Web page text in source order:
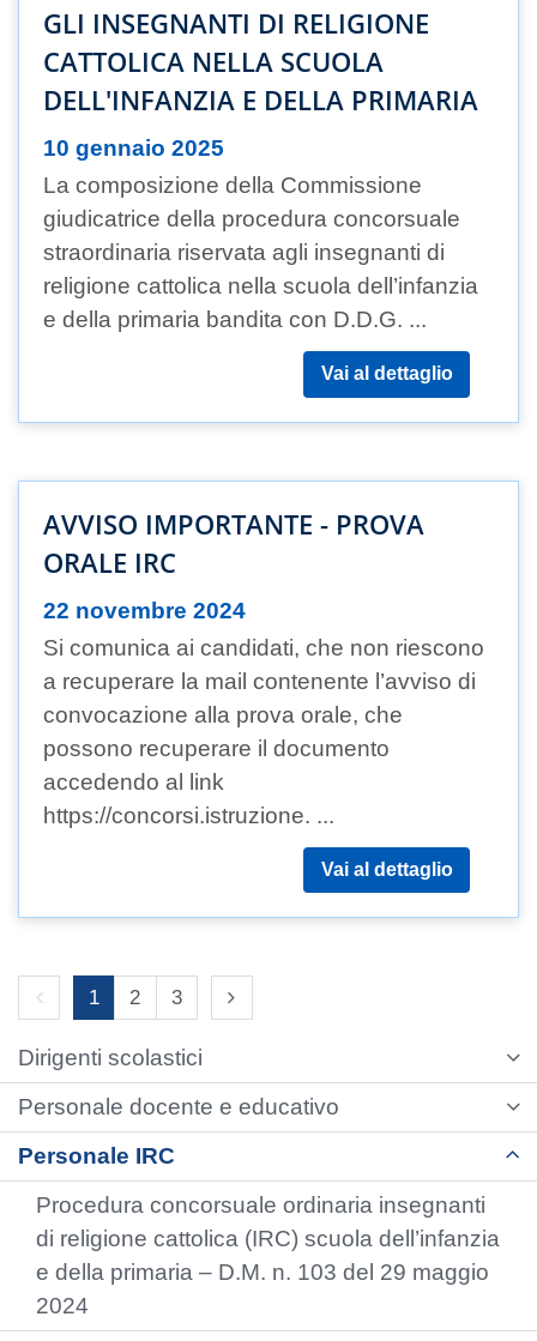
GLI INSEGNANTI DI RELIGIONE
CATTOLICA NELLA SCUOLA
DELL'INFANZIA E DELLA PRIMARIA
10 gennaio 2025
La composizione della Commissione
giudicatrice della procedura concorsuale
straordinaria riservata agli insegnanti di
religione cattolica nella scuola dell’infanzia
e della primaria bandita con D.D.G. ...
Vai al dettaglio
AVVISO IMPORTANTE - PROVA
ORALE IRC
22 novembre 2024
Si comunica ai candidati, che non riescono
a recuperare la mail contenente l’avviso di
convocazione alla prova orale, che
possono recuperare il documento
accedendo al link
https://concorsi.istruzione. ...
Vai al dettaglio
Previous page
1 2 3 Next page
Dirigenti scolastici
Personale docente e educativo
Personale IRC
Procedura concorsuale ordinaria insegnanti
di religione cattolica (IRC) scuola dell’infanzia
e della primaria – D.M. n. 103 del 29 maggio
2024